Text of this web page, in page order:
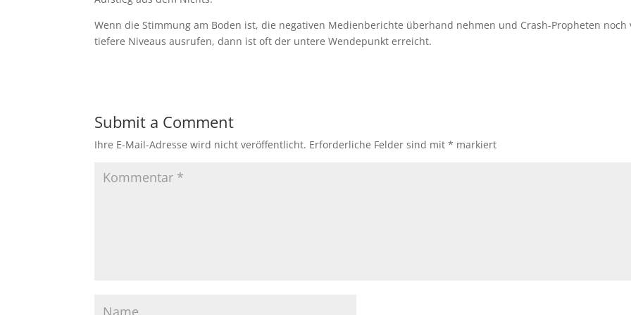
Wenn die Stimmung am Boden ist, die negativen Medienberichte überhand nehmen und Crash-Propheten noch
tiefere Niveaus ausrufen, dann ist oft der untere Wendepunkt erreicht.
Submit a Comment
Ihre E-Mail-Adresse wird nicht veröffentlicht. Erforderliche Felder sind mit* markiert